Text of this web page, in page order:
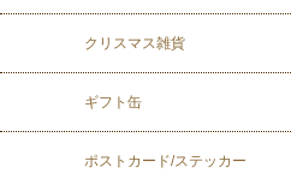
クリスマス雑貨
ギフト缶
ポストカード/ステッカー